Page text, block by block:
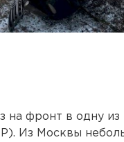
на фронт в одну из
Из Москвы